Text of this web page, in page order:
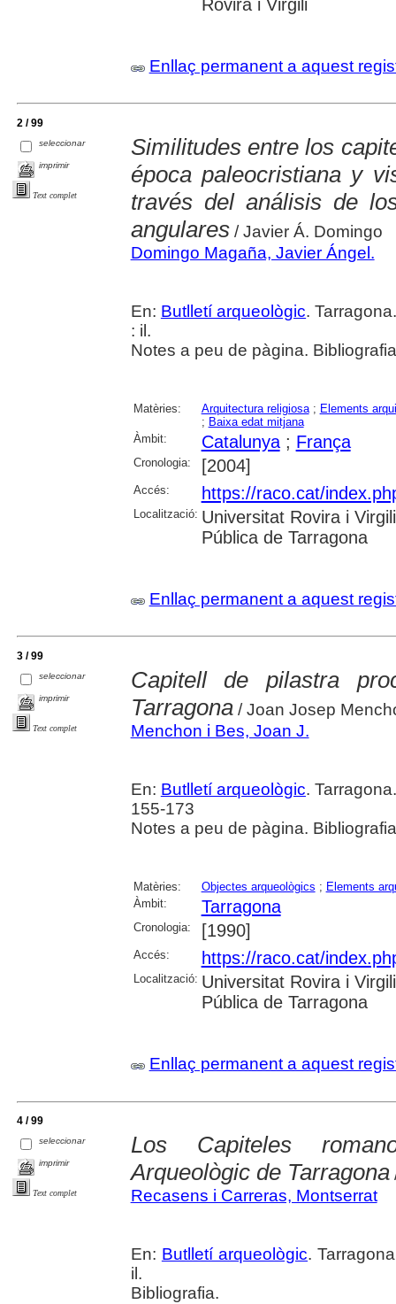
Rovira i Virgili
Enllaç permanent a aquest
2 / 99
seleccionar
imprimir
Text complet
Similitudes entre los
época paleocristiana y
través del análisis de
angulares/ Javier Á. Domingo
Domingo Magaña, Javier Ángel.
En: Butlletí arqueològic.
: il.
Notes a peu de pàgina.
Matèries: Arquitectura religiosa; Elements
; Baixa edat mitjana
Àmbit:
Catalunya; França
Cronologia: [2004]
Accés: https://raco.cat/
Localització: Universitat Rovira i
Pública de Tarragona
Enllaç permanent a aquest
3 / 99
seleccionar
imprimir
Text complet
Capitell de pilastra
Tarragona/ Joan Josep
Menchon i Bes, Joan J.
En: Butlletí arqueològic.
155-173
Notes a peu de pàgina.
Matèries: Objectes arqueològics ; Elements
Àmbit:
Tarragona
Cronologia: [1990]
Accés: https://raco.cat/
Localització: Universitat Rovira i
Pública de Tarragona
Enllaç permanent a aquest
4 / 99
seleccionar
imprimir
Text complet
Los Capiteles
Arqueològic de Tarragona
Recasens i Carreras, Montserrat
En: Butlletí arqueològic.
il.
Bibliografia.